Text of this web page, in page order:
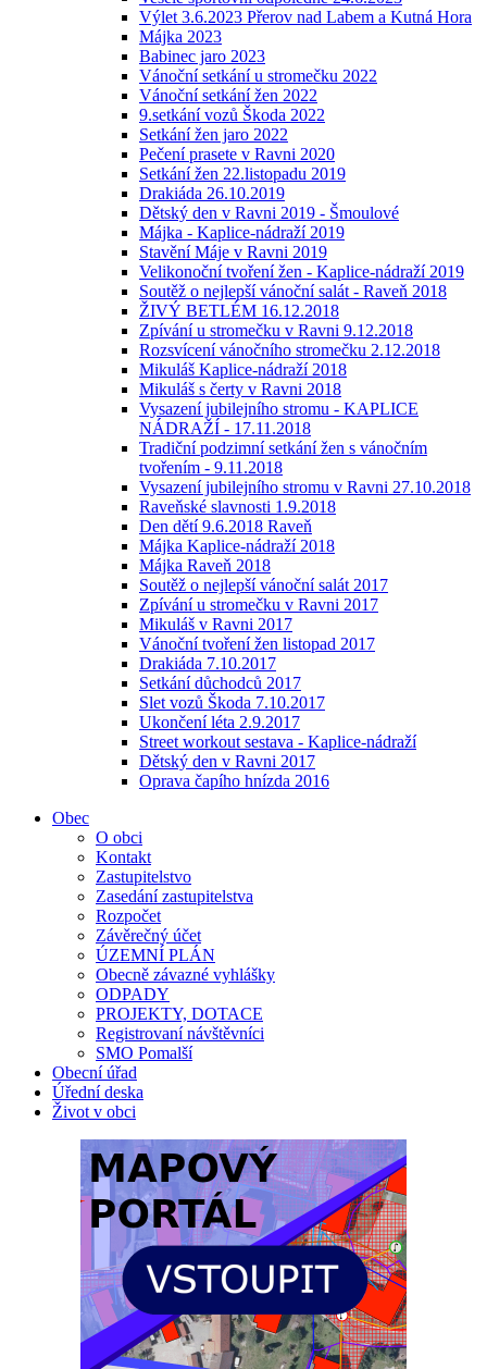
Výlet 3.6.2023 Přerov nad Labem a Kutná Hora
Májka 2023
Babinec jaro 2023
Vánoční setkání u stromečku 2022
Vánoční setkání žen 2022
9.setkání vozů Škoda 2022
Setkání žen jaro 2022
Pečení prasete v Ravni 2020
Setkání žen 22.listopadu 2019
Drakiáda 26.10.2019
Dětský den v Ravni 2019 - Šmoulové
Májka - Kaplice-nádraží 2019
Stavění Máje v Ravni 2019
Velikonoční tvoření žen - Kaplice-nádraží 2019
Soutěž o nejlepší vánoční salát - Raveň 2018
ŽIVÝ BETLÉM 16.12.2018
Zpívání u stromečku v Ravni 9.12.2018
Rozsvícení vánočního stromečku 2.12.2018
Mikuláš Kaplice-nádraží 2018
Mikuláš s čerty v Ravni 2018
Vysazení jubilejního stromu - KAPLICE
NÁDRAŽÍ - 17.11.2018
Tradiční podzimní setkání žen s vánočním
tvořením - 9.11.2018
Vysazení jubilejního stromu v Ravni 27.10.2018
Raveňské slavnosti 1.9.2018
Den dětí 9.6.2018 Raveň
Májka Kaplice-nádraží 2018
Májka Raveň 2018
Soutěž o nejlepší vánoční salát 2017
Zpívání u stromečku v Ravni 2017
Mikuláš v Ravni 2017
Vánoční tvoření žen listopad 2017
Drakiáda 7.10.2017
Setkání důchodců 2017
Slet vozů Škoda 7.10.2017
Ukončení léta 2.9.2017
Street workout sestava - Kaplice-nádraží
Dětský den v Ravni 2017
Oprava čapího hnízda 2016
Obec
O obci
Kontakt
Zastupitelstvo
Zasedání zastupitelstva
Rozpočet
Závěrečný účet
ÚZEMNÍ PLÁN
Obecně závazné vyhlášky
ODPADY
PROJEKTY, DOTACE
Registrovaní návštěvníci
SMO Pomalší
Obecní úřad
Úřední deska
Život v obci